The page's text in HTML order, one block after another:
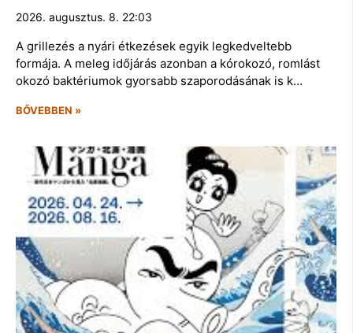
2026. augusztus. 8. 22:03
A grillezés a nyári étkezések egyik legkedveltebb
formája. A meleg időjárás azonban a kórokozó, romlást
okozó baktériumok gyorsabb szaporodásának is k…
BŐVEBBEN »